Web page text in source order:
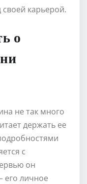
карьерой.
о
не так много
держать ее
с
он
его личное